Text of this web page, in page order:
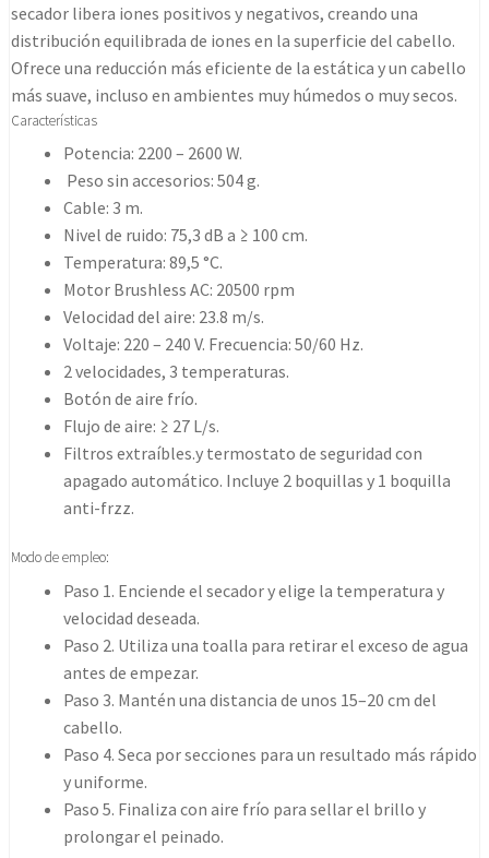
secador libera iones positivos y negativos, creando una
distribución equilibrada de iones en la superficie del cabello.
Ofrece una reducción más eficiente de la estática y un cabello
más suave, incluso en ambientes muy húmedos o muy secos.
Características
Potencia: 2200 – 2600 W.
Peso sin accesorios: 504 g.
Cable: 3 m.
Nivel de ruido: 75,3 dB a ≥ 100 cm.
Temperatura: 89,5 °C.
Motor Brushless AC: 20500 rpm
Velocidad del aire: 23.8 m/s.
Voltaje: 220 – 240 V. Frecuencia: 50/60 Hz.
2 velocidades, 3 temperaturas.
Botón de aire frío.
Flujo de aire: ≥ 27 L/s.
Filtros extraíbles.y termostato de seguridad con
apagado automático. Incluye 2 boquillas y 1 boquilla
anti-frzz.
Modo de empleo:
Paso 1. Enciende el secador y elige la temperatura y
velocidad deseada.
Paso 2. Utiliza una toalla para retirar el exceso de agua
antes de empezar.
Paso 3. Mantén una distancia de unos 15–20 cm del
cabello.
Paso 4. Seca por secciones para un resultado más rápido
y uniforme.
Paso 5. Finaliza con aire frío para sellar el brillo y
prolongar el peinado.